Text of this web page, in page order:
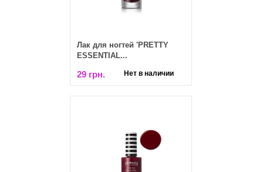
Лак для ногтей 'PRETTY
ESSENTIAL...
29 грн. Нет в наличии